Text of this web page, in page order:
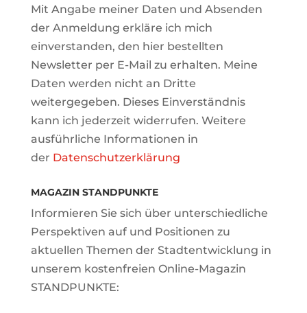
Mit Angabe meiner Daten und Absenden
der Anmeldung erkläre ich mich
einverstanden, den hier bestellten
Newsletter per E-Mail zu erhalten. Meine
Daten werden nicht an Dritte
weitergegeben. Dieses Einverständnis
kann ich jederzeit widerrufen. Weitere
ausführliche Informationen in
der Datenschutzerklärung
MAGAZIN STANDPUNKTE
Informieren Sie sich über unterschiedliche
Perspektiven auf und Positionen zu
aktuellen Themen der Stadtentwicklung in
unserem kostenfreien Online-Magazin
STANDPUNKTE: